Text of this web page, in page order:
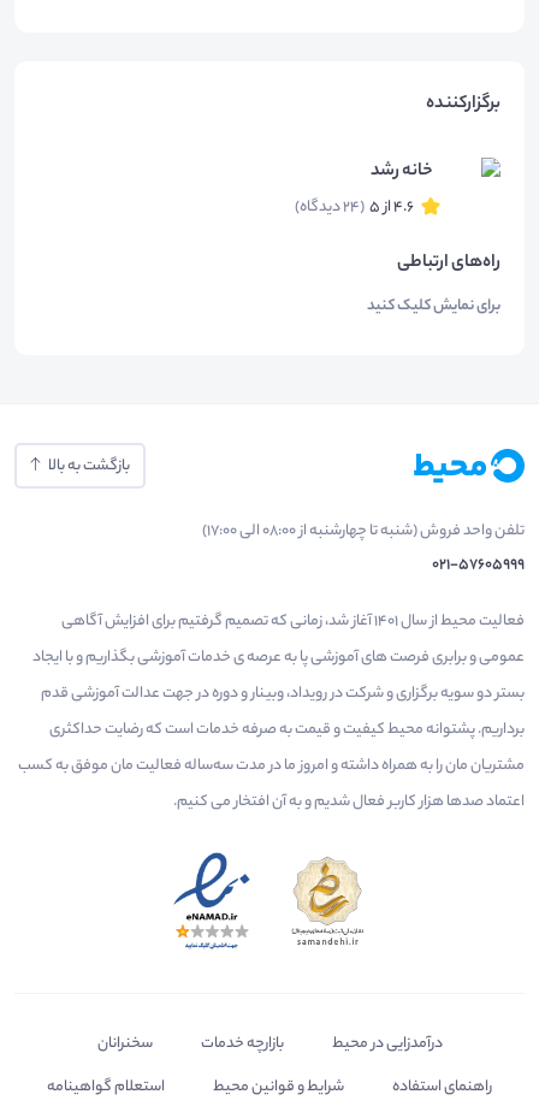
برگزارکننده
خانه رشد
4.6 از 5 (24 دیدگاه)
راه‌های ارتباطی
برای نمایش کلیک کنید
بازگشت به بالا
تلفن واحد فروش (شنبه تا چهارشنبه از 08:00 الی 17:00)
021-57605999
فعالیت محیط از سال 1401 آغاز شد، زمانی که تصمیم گرفتیم برای افزایش آگاهی
عمومی و برابری فرصت های آموزشی پا به عرصه ی خدمات آموزشی بگذاریم و با ایجاد
بستر دو سویه برگزاری و شرکت در رویداد، وبینار و دوره در جهت عدالت آموزشی قدم
برداریم. پشتوانه محیط کیفیت و قیمت به صرفه خدمات است که رضایت حداکثری
مشتریان مان را به همراه داشته و امروز ما در مدت سه‌ساله فعالیت مان موفق به کسب
اعتماد صدها هزار کاربر فعال شدیم و به آن افتخار می‌ کنیم.
درآمدزایی در محیط بازارچه خدمات
سخنرانان
راهنمای استفاده
شرایط و قوانین محیط
استعلام گواهینامه